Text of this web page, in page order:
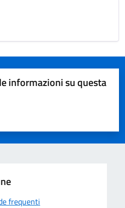
informazioni su questa
su 5
su 5
frequenti